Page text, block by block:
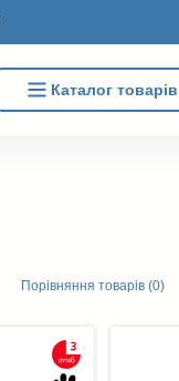
Каталог товарів
Порівняння товарів (0)